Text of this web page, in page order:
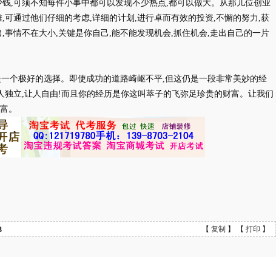
,可须不知每件小事中都可以发现不少热点,都可以做大。从那儿位创业
可通过他们仔细的考虑,详细的计划,进行卓而有效的投资,不懈的努力,获
事情不在大小,关键是你自己,能不能发现机会,抓住机会,走出自己的一片
个极好的选择。即使成功的道路崎岖不平,但这仍是一段非常美妙的经
独立,让人自由!而且你的经历是你这叫萃子的飞弥足珍贵的财富。让我们
。
【 复制 】 【 打印 】